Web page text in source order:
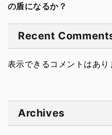
の盾になるか？
Recent
表示できるコメントはあり
Archives